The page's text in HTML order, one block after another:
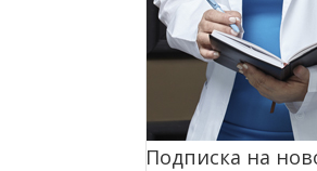
Подписка на